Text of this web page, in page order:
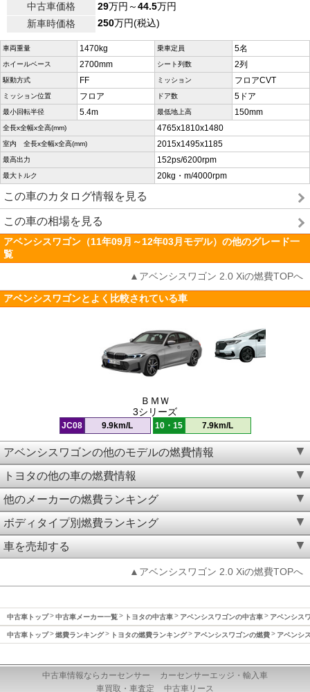
中古車価格
29万円～44.5万円
新車時価格
250万円(税込)
車両重量 1470kg 乗車定員 5名
ホイールベース 2700mm シート列数 2列
駆動方式 FF ミッション フロアCVT
ミッション位置 フロア ドア数 5ドア
最小回転半径 5.4m 最低地上高 150mm
全長x全幅x全高(mm) 4765x1810x1480
室内 全長x全幅x全高(mm) 2015x1495x1185
最高出力 152ps/6200rpm
最大トルク 20kg・m/4000rpm
この車のカタログ情報を見る
この車の相場を見る
アベンシスワゴン（11年09月～12年03月モデル）の他のグレード一
覧
▲アベンシスワゴン 2.0 Xiの燃費TOPへ
アベンシスワゴンとよく比較されている車
ＢＭＷ
3シリーズ
JC08 9.9km/L 10・15 7.9km/L
アベンシスワゴンの他のモデルの燃費情報
トヨタの他の車の燃費情報
他のメーカーの燃費ランキング
ボディタイプ別燃費ランキング
車を売却する
▲アベンシスワゴン 2.0 Xiの燃費TOPへ
中古車トップ 中古車メーカー一覧 トヨタの中古車 アベンシスワゴンの中古車 アベンシス
中古車トップ 燃費ランキング トヨタの燃費ランキング アベンシスワゴンの燃費 アベンシ
中古車情報ならカーセンサー
カーセンサーエッジ・輸入車
車買取・車査定
中古車リース